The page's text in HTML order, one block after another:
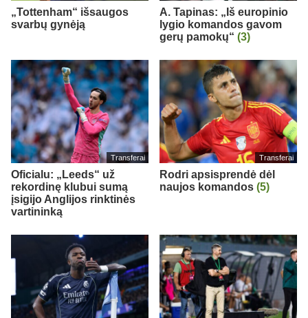
„Tottenham“ išsaugos
svarbų gynėją
A. Tapinas: „Iš europinio
lygio komandos gavom
gerų pamokų“ (3)
Transferai
Oficialu: „Leeds“ už
rekordinę klubui sumą
įsigijo Anglijos rinktinės
vartininką
Transferai
Rodri apsisprendė dėl
naujos komandos (5)